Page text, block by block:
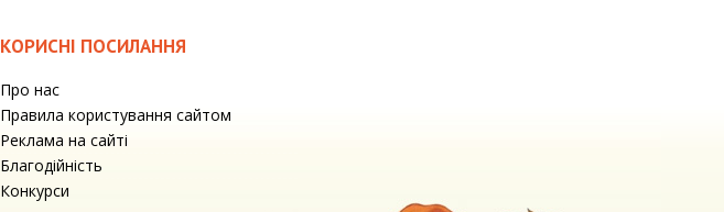
КОРИСНІ ПОСИЛАННЯ
Про нас
Правила користування сайтом
Реклама на сайті
Благодійність
Конкурси